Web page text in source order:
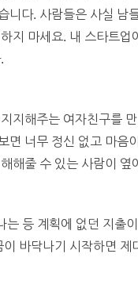
니다. 사람들은 사실 남
지 마세요. 내 스타트업
지해주는 여자친구를
면 너무 정신 없고 마음
해줄 수 있는 사람이 옆
등 계획에 없던 지출
바닥나기 시작하면 제